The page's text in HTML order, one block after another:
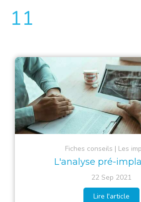
11
Fiches conseils Les
L'analyse pré-
22 Sep 2021
Lire l'article